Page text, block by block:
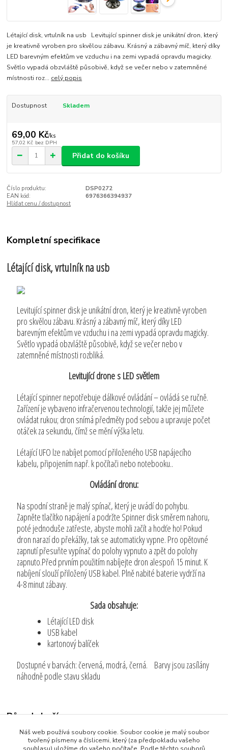
Létající disk, vrtulník na usb Levitující spinner disk je unikátní dron, který
je kreativně vyroben pro skvělou zábavu. Krásný a zábavný míč, který díky
LED barevným efektům ve vzduchu i na zemi vypadá opravdu magicky.
Světlo vypadá obzvláště působivě, když se večer nebo v zatemněné
místnosti roz... celý popis
Dostupnost Skladem
69,00 Kč/ks
57,02 Kč bez DPH
Přidat do košíku
Číslo produktu:
DSP0272
EAN kód:
6976366394937
Hlídat cenu / dostupnost
Kompletní specifikace
Létající disk, vrtulník na usb
Levitující spinner disk je unikátní dron, který je kreativně vyroben
pro skvělou zábavu. Krásný a zábavný míč, který díky LED
barevným efektům ve vzduchu i na zemi vypadá opravdu magicky.
Světlo vypadá obzvláště působivě, když se večer nebo v
zatemněné místnosti rozbliká.
Levitující drone s LED světlem
Létající spinner nepotřebuje dálkové ovládání – ovládá se ručně.
Zařízení je vybaveno infračervenou technologií, takže jej můžete
ovládat rukou; dron snímá předměty pod sebou a upravuje počet
otáček za sekundu, čímž se mění výška letu.
Létající UFO lze nabíjet pomocí přiloženého USB napájecího
kabelu, připojením např. k počítači nebo notebooku..
Ovládání dronu:
Na spodní straně je malý spínač, který je uvádí do pohybu.
Zapněte tlačítko napájení a podržte Spinner disk směrem nahoru,
poté jednoduše zatřeste, abyste mohli začít a hodťe ho! Pokud
dron narazí do překážky, tak se automaticky vypne. Pro opětovné
zapnutí přesuňte vypínač do polohy vypnuto a zpět do polohy
zapnuto.Před prvním použitím nabíjejte dron alespoň 15 minut. K
nabíjení slouží přiložený USB kabel. Plně nabité baterie vydrží na
4-8 minut zábavy.
Sada obsahuje:
Létající LED disk
USB kabel
kartonový balíček
Dostupné v barvách: červená, modrá, černá. Barvy jsou zasílány
náhodně podle stavu skladu
Původ zboží
Zboží zařazeno v kategoriích
Náš web používá soubory cookie. Soubor cookie je malý soubor
tvořený písmeny a číslicemi, který (za předpokladu vašeho